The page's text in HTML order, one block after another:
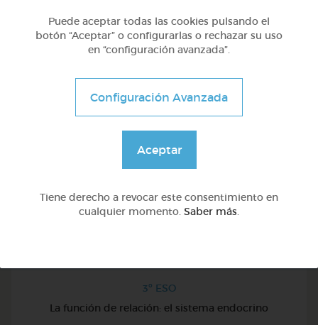
@Hipatia
3º ESO
La función de relación: el sistema endocrino
Puede aceptar todas las cookies pulsando el
botón “Aceptar” o configurarlas o rechazar su uso
en “configuración avanzada”.
Configuración Avanzada
Aceptar
Tiene derecho a revocar este consentimiento en
cualquier momento. Saber más.